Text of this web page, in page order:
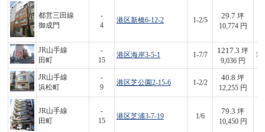
都営三田線
御成門
-
4
港区新橋6-12-2 1-2/5
29.7 坪
10,774 円
JR山手線
田町
-
15
港区海岸3-5-1 1-7/7
1217.3 坪
9,036 円
JR山手線
浜松町
-
9
港区芝公園2-15-6 1-2/2
40.8 坪
12,255 円
JR山手線
田町
-
15
港区芝浦3-7-19 1/6
79.3 坪
10,450 円